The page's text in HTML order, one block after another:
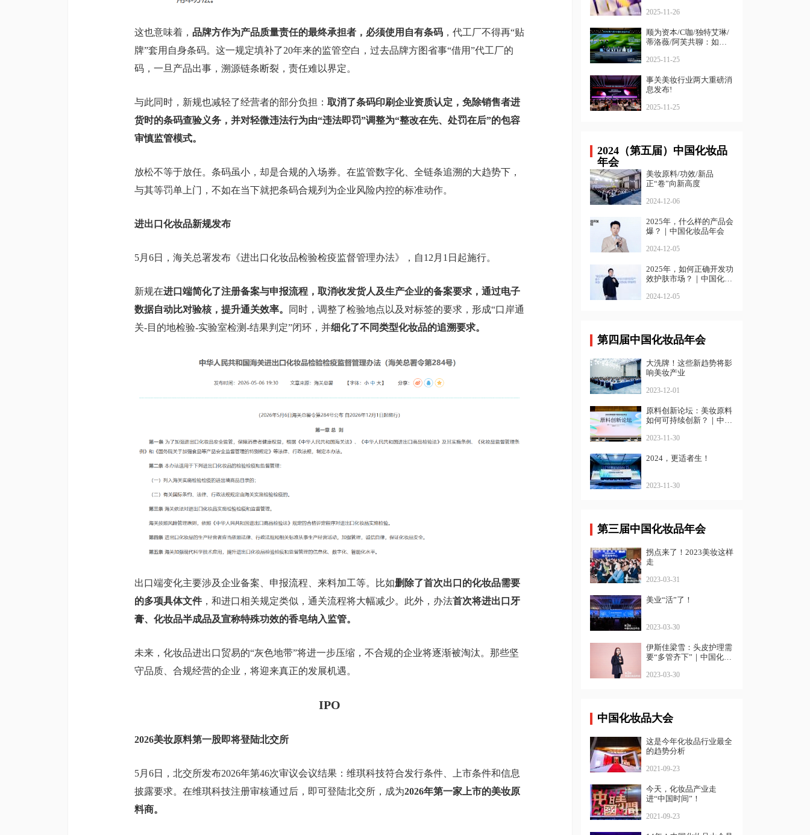
这也意味着， 品牌方作为产品质量责任的最终承担者，必须使用自有条码 ，代工厂不得再“贴
牌”套用自身条码。这一规定填补了20年来的监管空白，过去品牌方图省事“借用”代工厂的
码，一旦产品出事，溯源链条断裂，责任难以界定。
与此同时，新规也减轻了经营者的部分负担： 取消了条码印刷企业资质认定，免除销售者进
货时的条码查验义务，并对轻微违法行为由“违法即罚”调整为“整改在先、处罚在后”的包容
审慎监管模式。
放松不等于放任。条码虽小，却是合规的入场券。在监管数字化、全链条追溯的大趋势下，
与其等罚单上门，不如在当下就把条码合规列为企业风险内控的标准动作。
进出口化妆品新规发布
5月6日，海关总署发布《进出口化妆品检验检疫监督管理办法》，自12月1日起施行。
新规在进口端简化了注册备案与申报流程，取消收发货人及生产企业的备案要求，通过电子
数据自动比对验核，提升通关效率。
同时，调整了检验地点以及对标签的要求，形成“口岸通
关-目的地检验-实验室检测-结果判定”闭环，并细化了不同类型化妆品的追溯要求。
出口端变化主要涉及企业备案、申报流程、来料加工等。比如删除了首次出口的化妆品需要
的多项具体文件，和进口相关规定类似，通关流程将大幅减少。此外，办法首次将进出口牙
膏、化妆品半成品及宣称特殊功效的香皂纳入监管。
未来，化妆品进出口贸易的“灰色地带”将进一步压缩，不合规的企业将逐渐被淘汰。那些坚
守品质、合规经营的企业，将迎来真正的发展机遇。
IPO
2026美妆原料第一股即将登陆北交所
5月6日，北交所发布2026年第46次审议会议结果：维琪科技符合发行条件、上市条件和信息
披露要求。在维琪科技注册审核通过后，即可登陆北交所，成为2026年第一家上市的美妆原
料商。
2025-11-26
顺为资本/C咖/独特艾琳/
蒂洛薇/阿芙共聊：如何
2025-11-25
事关美妆行业两大重磅消
息发布!
2025-11-25
2024（第五届）中国化妆品
年会
美妆原料/功效/新品
正“卷”向新高度
2024-12-06
2025年，什么样的产品会
爆？｜中国化妆品年会
2024-12-05
2025年，如何正确开发功
效护肤市场？｜中国化妆
2024-12-05
第四届中国化妆品年会
大洗牌！这些新趋势将影
响美妆产业
2023-12-01
原料创新论坛：美妆原料
如何可持续创新？｜中国
2023-11-30
2024，更适者生！
2023-11-30
第三届中国化妆品年会
拐点来了！2023美妆这样
走
2023-03-31
美业“活”了！
2023-03-30
伊斯佳梁雪：头皮护理需
要“多管齐下”｜中国化妆
2023-03-30
中国化妆品大会
这是今年化妆品行业最全
的趋势分析
2021-09-23
今天，化妆品产业走
进“中国时间”！
2021-09-23